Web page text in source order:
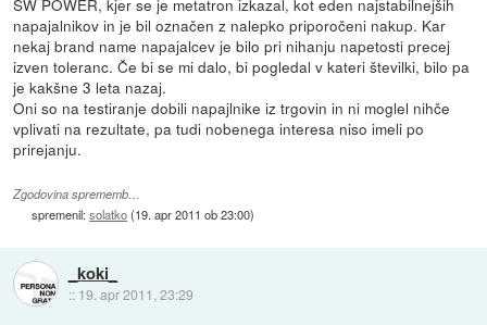
napajalnikov in je bil označen z nalepko priporočeni nakup. Kar
nekaj brand name napajalcev je bilo pri nihanju napetosti precej
izven toleranc. Če bi se mi dalo, bi pogledal v kateri številki, bilo pa
je kakšne 3 leta nazaj.
Oni so na testiranje dobili napajlnike iz trgovin in ni moglel nihče
vplivati na rezultate, pa tudi nobenega interesa niso imeli po
prirejanju.
Zgodovina sprememb…
spremenil:solatko(19. apr 2011 ob 23:00)
_koki_
:: 19. apr 2011, 23:29